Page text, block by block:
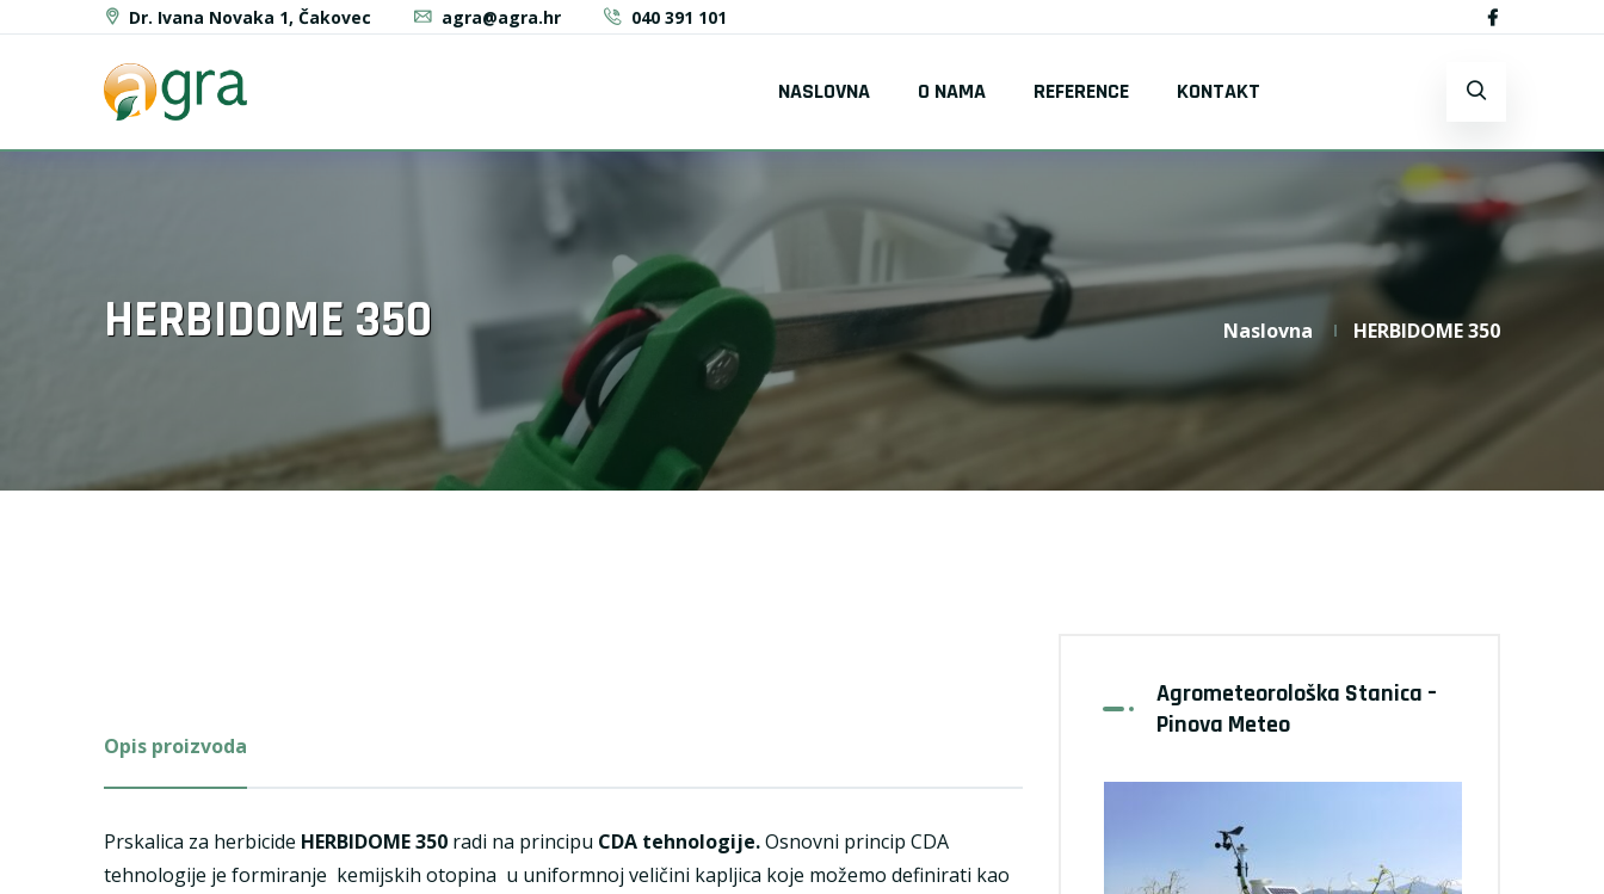
Dr. Ivana Novaka 1, Čakovec agra@agra.hr 040 391 101
NASLOVNA O NAMA REFERENCE KONTAKT
HERBIDOME 350 Naslovna HERBIDOME 350
Opis proizvoda
Prskalica za herbicide HERBIDOME 350 radi na principu CDA tehnologije.Osnovni princip CDA
tehnologije je formiranje kemijskih otopina u uniformnoj veličini kapljica koje možemo definirati kao
Agrometeorološka Stanica –
Pinova Meteo